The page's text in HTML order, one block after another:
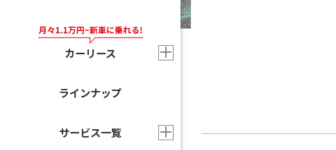
カーリース
ラインナップ
サービス一覧